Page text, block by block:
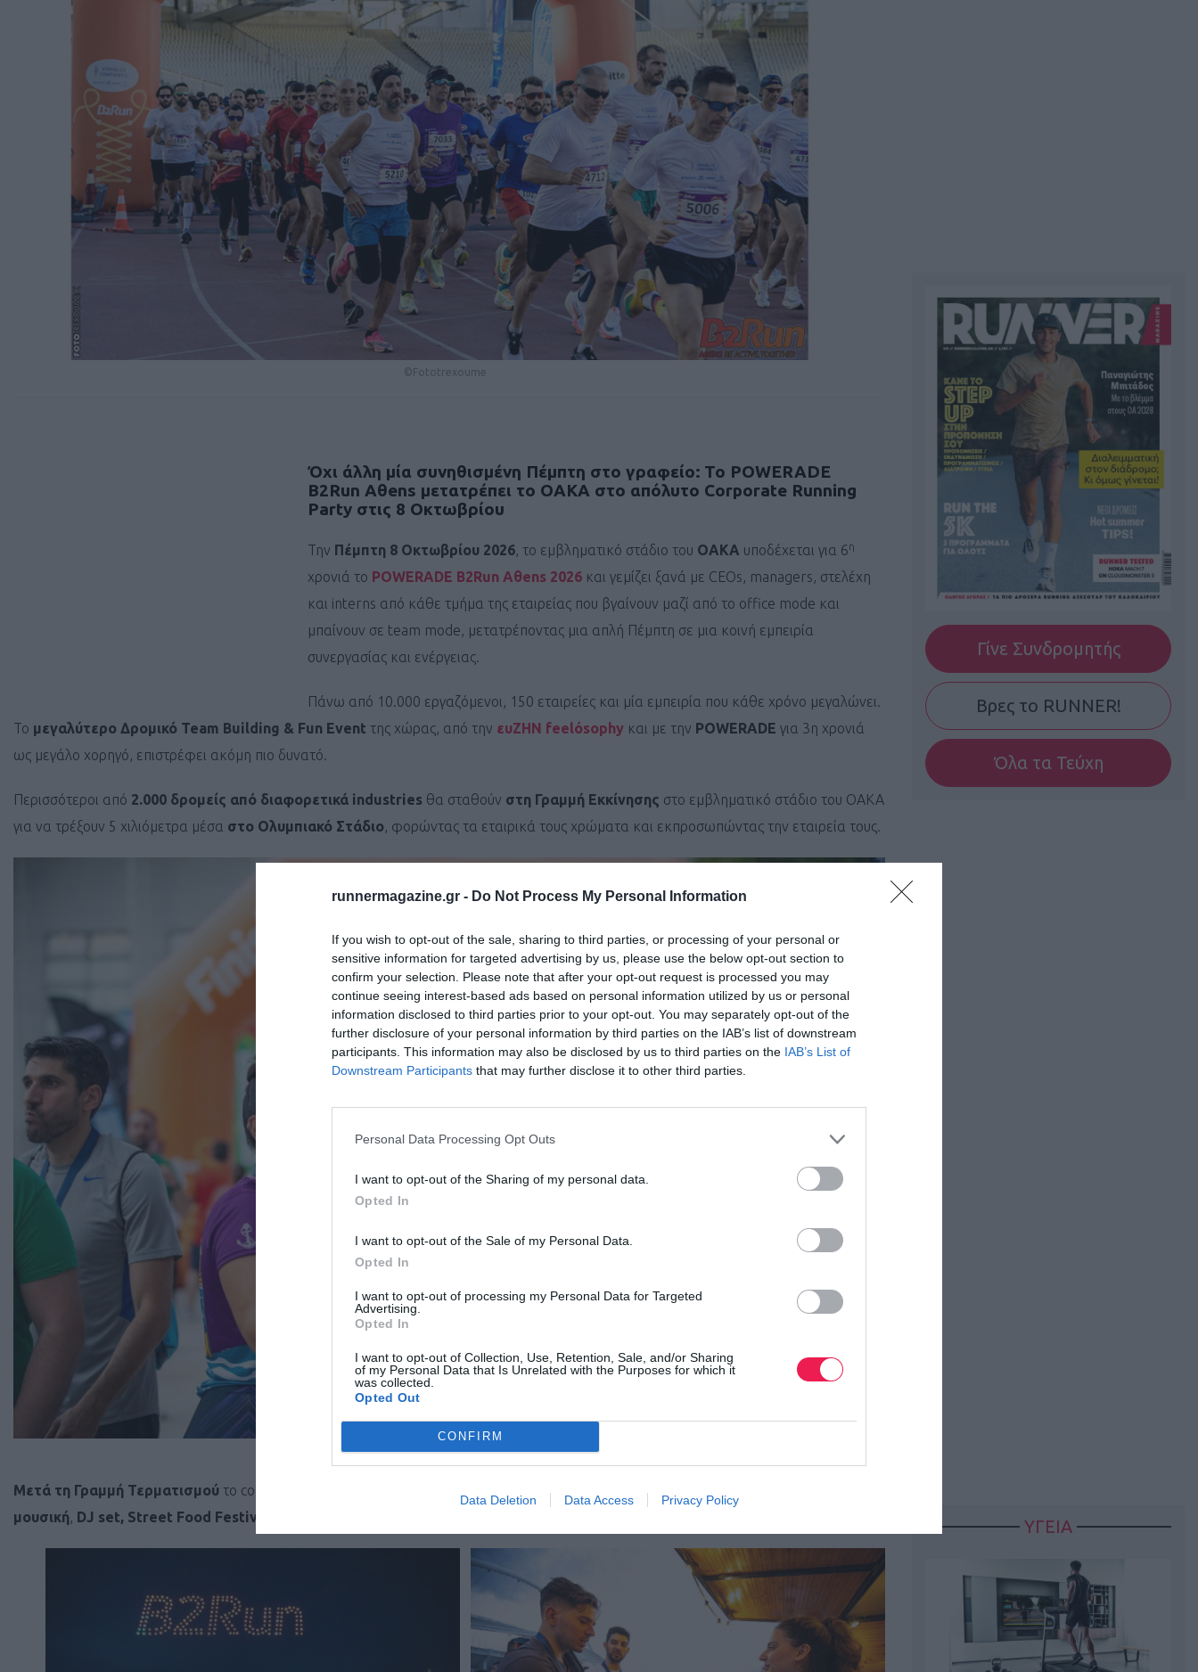
runnermagazine.gr - Do Not Process My Personal Information
If you wish to opt-out of the sale, sharing to third parties, or processing of your personal or
sensitive information for targeted advertising by us, please use the below opt-out section to
confirm your selection. Please note that after your opt-out request is processed you may
continue seeing interest-based ads based on personal information utilized by us or personal
information disclosed to third parties prior to your opt-out. You may separately opt-out of the
further disclosure of your personal information by third parties on the IAB’s list of downstream
participants. This information may also be disclosed by us to third parties on the IAB’s List of
Downstream Participants that may further disclose it to other third parties.
Personal Data Processing Opt Outs
I want to opt-out of the Sharing of my personal data.
Opted In
I want to opt-out of the Sale of my Personal Data.
Opted In
I want to opt-out of processing my Personal Data for Targeted
Advertising.
Opted In
I want to opt-out of Collection, Use, Retention, Sale, and/or Sharing
of my Personal Data that Is Unrelated with the Purposes for which it
was collected.
Opted Out
CONFIRM
Data Deletion Data Access Privacy Policy
©Fototrexoume
Όχι άλλη μία συνηθισμένη Πέμπτη στο γραφείο: Το POWERADE
B2Run Aθens μετατρέπει το ΟΑΚΑ στο απόλυτο Corporate Running
Party στις 8 Οκτωβρίου
Την Πέμπτη 8 Οκτωβρίου 2026, το εμβληματικό στάδιο του ΟΑΚΑ υποδέχεται για 6η
χρονιά το POWERADE B2Run Aθens 2026 και γεμίζει ξανά με CEOs, managers, στελέχη
και interns από κάθε τμήμα της εταιρείας που βγαίνουν μαζί από το office mode και
μπαίνουν σε team mode, μετατρέποντας μια απλή Πέμπτη σε μια κοινή εμπειρία
συνεργασίας και ενέργειας.
Πάνω από 10.000 εργαζόμενοι, 150 εταιρείες και μία εμπειρία που κάθε χρόνο μεγαλώνει.
Το μεγαλύτερο Δρομικό Team Building & Fun Event της χώρας, από την ευΖΗΝ feelόsophy και με την POWERADE για 3η χρονιά
ως μεγάλο χορηγό, επιστρέφει ακόμη πιο δυνατό.
Περισσότεροι από 2.000 δρομείς από διαφορετικά industries θα σταθούν στη Γραμμή Εκκίνησης στο εμβληματικό στάδιο του ΟΑΚΑ
για να τρέξουν 5 χιλιόμετρα μέσα στο Ολυμπιακό Στάδιο, φορώντας τα εταιρικά τους χρώματα και εκπροσωπώντας την εταιρεία τους.
©Koutsogiannis & Niaounakis
Μετά τη Γραμμή Τερματισμού το corporate meeting δίνει τη σκυτάλη σε ένα πιο δυναμικό after-run party
μουσική, DJ set, Street Food Festival, Τελετή Απονομών
Γίνε Συνδρομητής
Βρες το RUNNER!
Όλα τα Τεύχη
ΥΓΕΙΑ